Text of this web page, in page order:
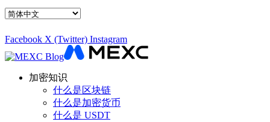
Choose
language
Facebook X (Twitter) Instagram
加密知识
什么是区块链
什么是加密货币
什么是 USDT